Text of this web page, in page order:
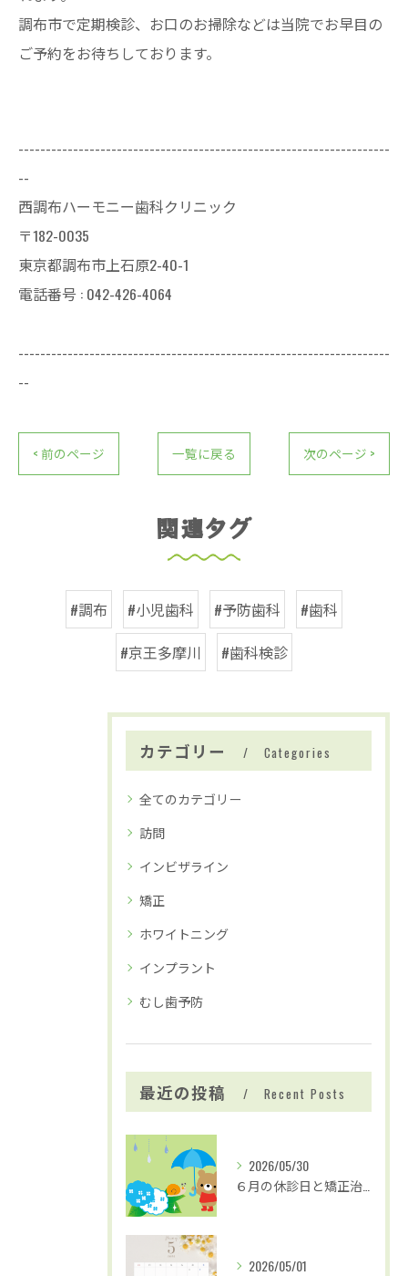
調布市で定期検診、お口のお掃除などは当院でお早目の
ご予約をお待ちしております。
--------------------------------------------------------------------
--
西調布ハーモニー歯科クリニック
〒182-0035
東京都調布市上石原2-40-1
電話番号 : 042-426-4064
--------------------------------------------------------------------
--
< 前のページ 一覧に戻る 次のページ >
関連タグ
#調布 #小児歯科 #予防歯科
#歯科
#京王多摩川
#歯科検診
カテゴリー Categories
全てのカテゴリー
訪問
インビザライン
矯正
ホワイトニング
インプラント
むし歯予防
最近の投稿 Recent Posts
2026/05/30
2026/05/01